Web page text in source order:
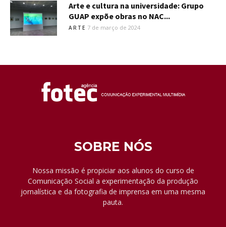
Arte e cultura na universidade: Grupo
GUAP expõe obras no NAC...
ARTE 7 de março de 2024
SOBRE NÓS
Nossa missão é propiciar aos alunos do curso de
Comunicação Social a experimentação da produção
jornalística e da fotografia de imprensa em uma mesma
pauta.